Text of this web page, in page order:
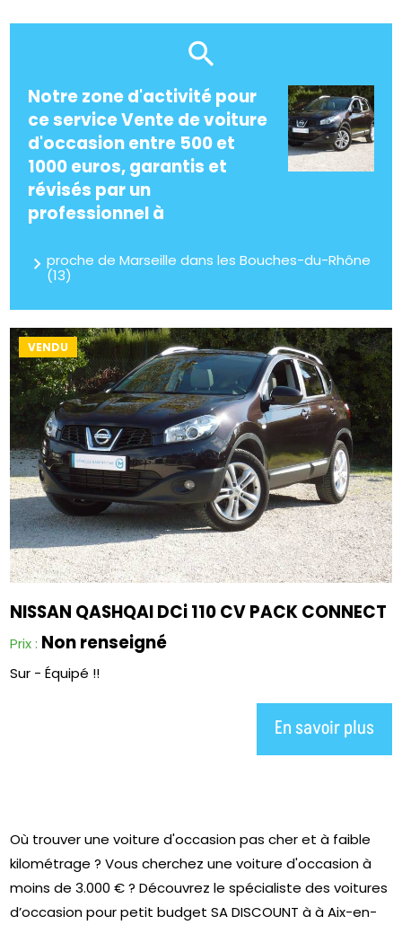
Notre zone d'activité pour
ce service Vente de voiture
d'occasion entre 500 et
1000 euros, garantis et
révisés par un
professionnel à
proche de Marseille dans les Bouches-du-Rhône
(13)
VENDU
NISSAN QASHQAI DCi 110 CV PACK CONNECT
Prix : Non renseigné
Sur - Équipé !!
En savoir plus
Où trouver une voiture d'occasion pas cher et à faible
kilométrage ? Vous cherchez une voiture d'occasion à
moins de 3.000 € ? Découvrez le spécialiste des voitures
d’occasion pour petit budget SA DISCOUNT à à Aix-en-